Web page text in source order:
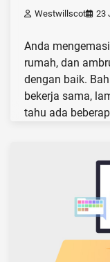
Westwillscot 23
Anda
rumah, dan
dengan baik.
bekerja sama,
tahu ada